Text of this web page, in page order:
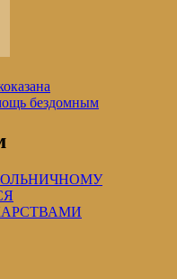
оказана
бездомным